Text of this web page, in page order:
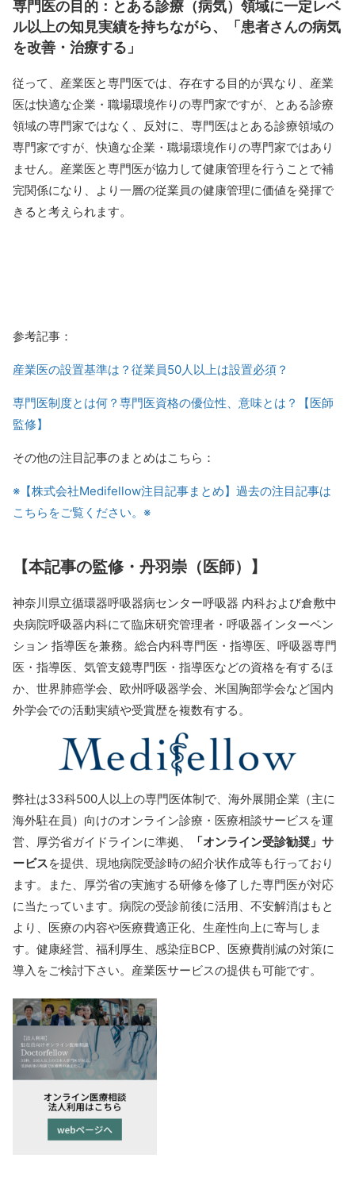
専門医の目的：とある診療（病気）領域に一定レベ
ル以上の知見実績を持ちながら、
「患者さんの病気
を改善・治療する」
従って、産業医と専門医では、存在する目的が異なり、産業
医は快適な企業・職場環境作りの専門家ですが、とある診療
領域の専門家ではなく、反対に、専門医はとある診療領域の
専門家ですが、快適な企業・職場環境作りの専門家ではあり
ません。産業医と専門医が協力して健康管理を行うことで補
完関係になり、より一層の従業員の健康管理に価値を発揮で
きると考えられます。
参考記事：
産業医の設置基準は？従業員50人以上は設置必須？
専門医制度とは何？専門医資格の優位性、意味とは？【医師
監修】
その他の注目記事のまとめはこちら：
※【株式会社Medifellow注目記事まとめ】過去の注目記事は
こちらをご覧ください。※
【本記事の監修・丹羽崇（医師）】
神奈川県立循環器呼吸器病センター呼吸器 内科および倉敷中
央病院呼吸器内科にて臨床研究管理者・呼吸器インターベン
ション 指導医を兼務。総合内科専門医・指導医、呼吸器専門
医・指導医、気管支鏡専門医・指導医などの資格を有するほ
か、世界肺癌学会、欧州呼吸器学会、米国胸部学会など国内
外学会での活動実績や受賞歴を複数有する。
弊社は33科500人以上の専門医体制で、海外展開企業（主に
海外駐在員）向けのオンライン診療・医療相談サービスを運
営、厚労省ガイドラインに準拠、
「オンライン受診勧奨」サ
ービスを提供、現地病院受診時の紹介状作成等も行っており
ます。また、厚労省の実施する研修を修了した専門医が対応
に当たっています。病院の受診前後に活用、不安解消はもと
より、医療の内容や医療費適正化、生産性向上に寄与しま
す。健康経営、福利厚生、感染症BCP、医療費削減の対策に
導入をご検討下さい。産業医サービスの提供も可能です。